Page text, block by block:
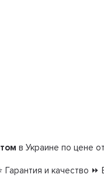
в Украине по цене
и качество ⏩